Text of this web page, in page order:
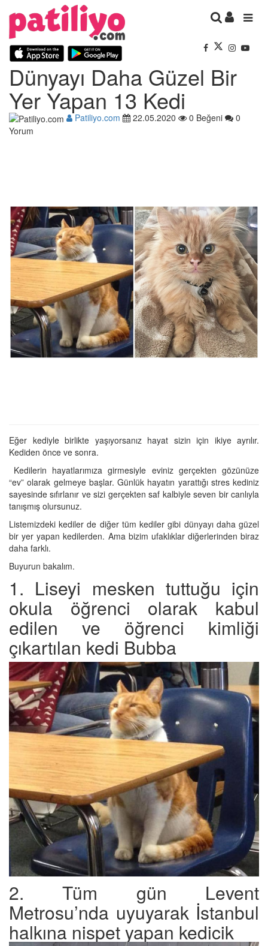
Dünyayı Daha Güzel Bir
Yer Yapan 13 Kedi
Patiliyo.com 22.05.2020 0 Beğeni
0
Yorum
Eğer kediyle birlikte yaşıyorsanız hayat sizin için ikiye ayrılır.
Kediden önce ve sonra.
Kedilerin hayatlarımıza girmesiyle eviniz gerçekten gözünüze
“ev” olarak gelmeye başlar. Günlük hayatın yarattığı stres kediniz
sayesinde sıfırlanır ve sizi gerçekten saf kalbiyle seven bir canlıyla
tanışmış olursunuz.
Listemizdeki kediler de diğer tüm kediler gibi dünyayı daha güzel
bir yer yapan kedilerden. Ama bizim ufaklıklar diğerlerinden biraz
daha farklı.
Buyurun bakalım.
1. Liseyi mesken tuttuğu için
okula öğrenci olarak kabul
edilen ve öğrenci kimliği
çıkartılan kedi Bubba
2. Tüm gün Levent
Metrosu’nda uyuyarak İstanbul
halkına nispet yapan kedicik